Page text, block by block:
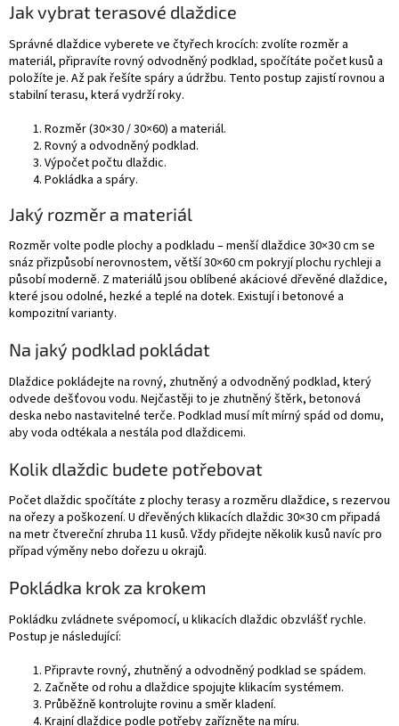
Jak vybrat terasové dlaždice
Správné dlaždice vyberete ve čtyřech krocích: zvolíte rozměr a
materiál, připravíte rovný odvodněný podklad, spočítáte počet kusů a
položíte je. Až pak řešíte spáry a údržbu. Tento postup zajistí rovnou a
stabilní terasu, která vydrží roky.
Rozměr (30×30 / 30×60) a materiál.
Rovný a odvodněný podklad.
Výpočet počtu dlaždic.
Pokládka a spáry.
Jaký rozměr a materiál
Rozměr volte podle plochy a podkladu – menší dlaždice 30×30 cm se
snáz přizpůsobí nerovnostem, větší 30×60 cm pokryjí plochu rychleji a
působí moderně. Z materiálů jsou oblíbené akáciové dřevěné dlaždice,
které jsou odolné, hezké a teplé na dotek. Existují i betonové a
kompozitní varianty.
Na jaký podklad pokládat
Dlaždice pokládejte na rovný, zhutněný a odvodněný podklad, který
odvede dešťovou vodu. Nejčastěji to je zhutněný štěrk, betonová
deska nebo nastavitelné terče. Podklad musí mít mírný spád od domu,
aby voda odtékala a nestála pod dlaždicemi.
Kolik dlaždic budete potřebovat
Počet dlaždic spočítáte z plochy terasy a rozměru dlaždice, s rezervou
na ořezy a poškození. U dřevěných klikacích dlaždic 30×30 cm připadá
na metr čtvereční zhruba 11 kusů. Vždy přidejte několik kusů navíc pro
případ výměny nebo dořezu u okrajů.
Pokládka krok za krokem
Pokládku zvládnete svépomocí, u klikacích dlaždic obzvlášť rychle.
Postup je následující:
Připravte rovný, zhutněný a odvodněný podklad se spádem.
Začněte od rohu a dlaždice spojujte klikacím systémem.
Průběžně kontrolujte rovinu a směr kladení.
Krajní dlaždice podle potřeby zařízněte na míru.